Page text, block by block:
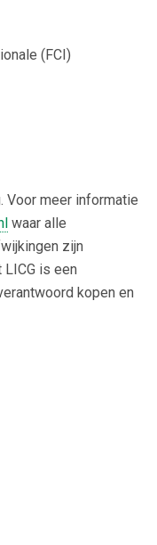
(FCI)
meer informatie
waar alle
zijn
is een
kopen en